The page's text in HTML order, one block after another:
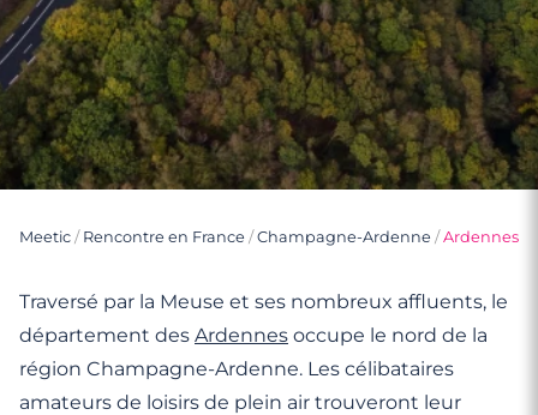
Meetic / Rencontre en France /Champagne-Ardenne /Ardennes
Traversé par la Meuse et ses nombreux affluents, le
département des Ardennes occupe le nord de la
région Champagne-Ardenne. Les célibataires
amateurs de loisirs de plein air trouveront leur